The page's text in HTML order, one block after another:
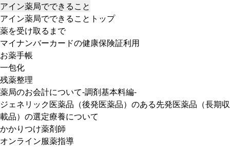
アイン薬局でできること
アイン薬局でできることトップ
薬を受け取るまで
マイナンバーカードの健康保険証利用
お薬手帳
一包化
残薬整理
薬局のお会計について-調剤基本料編-
ジェネリック医薬品（後発医薬品）のある先発医薬品（長期収
載品）の選定療養について
かかりつけ薬剤師
オンライン服薬指導